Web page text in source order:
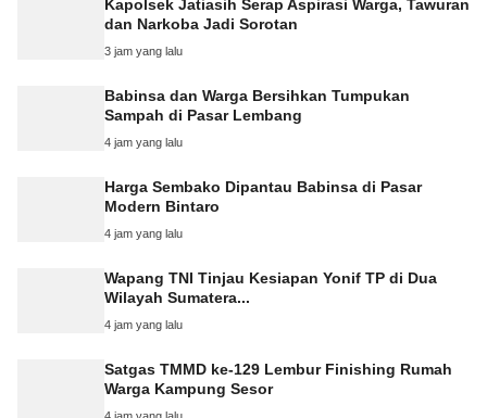
Kapolsek Jatiasih Serap Aspirasi Warga, Tawuran
dan Narkoba Jadi Sorotan
3 jam yang lalu
Babinsa dan Warga Bersihkan Tumpukan
Sampah di Pasar Lembang
4 jam yang lalu
Harga Sembako Dipantau Babinsa di Pasar
Modern Bintaro
4 jam yang lalu
Wapang TNI Tinjau Kesiapan Yonif TP di Dua
Wilayah Sumatera...
4 jam yang lalu
Satgas TMMD ke-129 Lembur Finishing Rumah
Warga Kampung Sesor